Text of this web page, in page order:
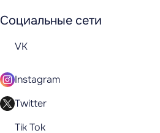
Социальные сети
VK
Instagram
Twitter
Tik Tok